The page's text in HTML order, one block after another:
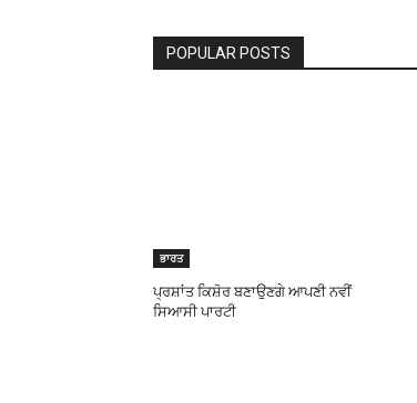
POPULAR POSTS
ਭਾਰਤ
ਪ੍ਰਸ਼ਾਂਤ ਕਿਸ਼ੋਰ ਬਣਾਉਣਗੇ ਆਪਣੀ ਨਵੀਂ
ਸਿਆਸੀ ਪਾਰਟੀ